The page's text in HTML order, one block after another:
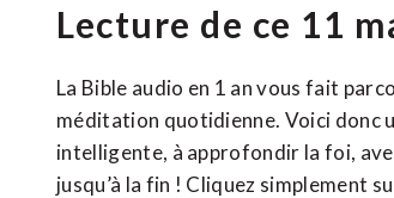
Lecture de ce 11
La Bible audio en 1 an vous fait
méditation quotidienne. Voici donc
intelligente, à approfondir la foi,
jusqu’à la fin ! Cliquez simplement